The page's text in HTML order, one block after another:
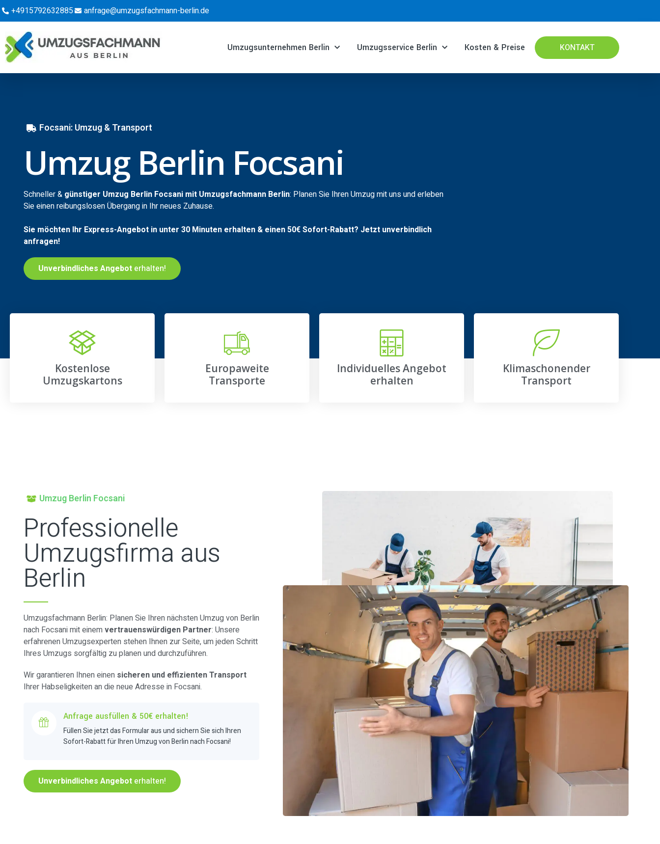
+4915792632885 anfrage@umzugsfachmann-berlin.de
Umzugsunternehmen Berlin Umzugsservice Berlin Kosten & Preise KONTAKT
Focsani: Umzug & Transport
Umzug Berlin Focsani
Schneller & günstiger Umzug Berlin Focsani mit Umzugsfachmann Berlin: Planen Sie Ihren Umzug mit uns und erleben
Sie einen reibungslosen Übergang in Ihr neues Zuhause.
Sie möchten Ihr Express-Angebot in unter 30 Minuten erhalten & einen50€Sofort-Rabatt? Jetzt unverbindlich
anfragen!
Unverbindliches Angebot erhalten!
Kostenlose
Umzugskartons
Europaweite
Transporte
Individuelles Angebot
erhalten
Klimaschonender
Transport
Umzug Berlin Focsani
Professionelle
Umzugsfirma aus
Berlin
Umzugsfachmann Berlin: Planen Sie Ihren nächsten Umzug von Berlin
nach Focsani mit einemvertrauenswürdigen Partner: Unsere
erfahrenen Umzugsexperten stehen Ihnen zur Seite, um jeden Schritt
Ihres Umzugs sorgfältig zu planen und durchzuführen.
Wir garantieren Ihnen einen sicheren und effizienten Transport
Ihrer Habseligkeiten an die neue Adresse in Focsani.
Anfrage ausfüllen & 50€ erhalten!
Füllen Sie jetzt das Formular aus und sichern Sie sich Ihren
Sofort-Rabatt für Ihren Umzug von Berlin nach Focsani!
Unverbindliches Angebot erhalten!